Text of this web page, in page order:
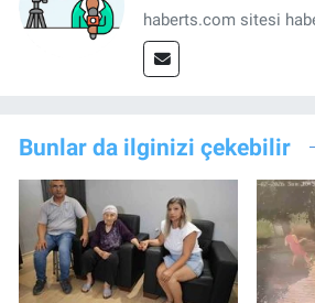
haberts.com sitesi
Bunlar da ilginizi çekebilir